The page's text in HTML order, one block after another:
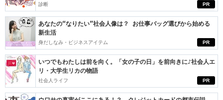
PR
診断
PR
あなたの“なりたい”社会人像は？ お仕事バッグ選びから始める
新生活
身だしなみ・ビジネスアイテム
PR
いつでもわたしは前を向く。「女の子の日」を前向きに♪社会人エ
リ・大学生リカの物語
社会人ライフ